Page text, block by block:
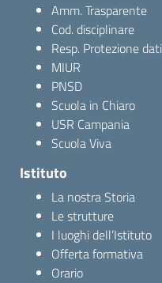
Amm. Trasparente
Cod. disciplinare
Resp. Protezione dati
MIUR
PNSD
Scuola in Chiaro
USR Campania
Scuola Viva
Istituto
La nostra Storia
Le strutture
I luoghi dell’Istituto
Offerta formativa
Orario